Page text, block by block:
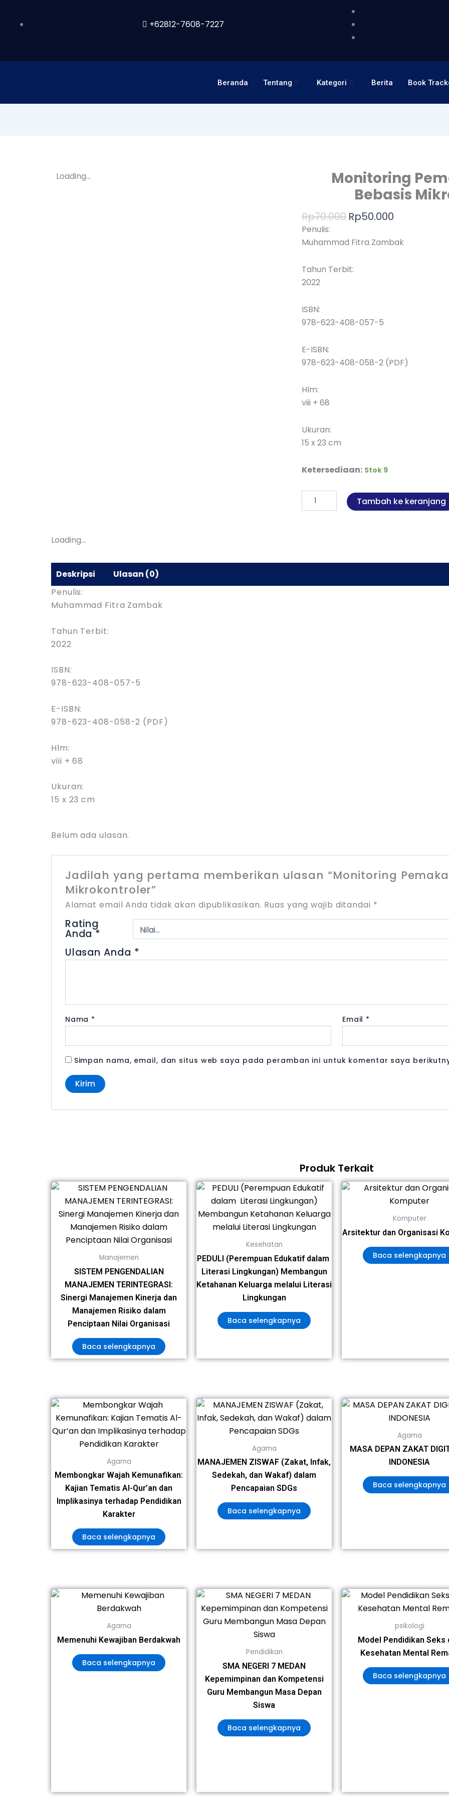
+62812-7608-7227
Beranda Tentang Kategori Berita Book
Loading...
Monitoring
Bebasis
Rp70.000 Harga
adalah:
Rp50.000Harga
ini
Penulis:
Muhammad Fitra Zambak
Tahun Terbit:
2022
ISBN:
978-623-408-057-5
E-ISBN:
978-623-408-058-2 (PDF)
Hlm:
viii + 68
Ukuran:
15 x 23 cm
Ketersediaan: Stok 9
Kuantitas
Pemakaian
Listrik
Bebasis
Tambah ke keranjang
Loading...
Deskripsi
Ulasan (0)
Penulis:
Muhammad Fitra Zambak
Tahun Terbit:
2022
ISBN:
978-623-408-057-5
E-ISBN:
978-623-408-058-2 (PDF)
Hlm:
viii + 68
Ukuran:
15 x 23 cm
Belum ada ulasan.
Jadilah yang pertama memberikan ulasan “Monitoring
Mikrokontroler”
Alamat email Anda tidak akan dipublikasikan. Ruas yang wajib ditandai *
Rating
Anda*
Ulasan Anda *
Nama * Email *
Simpan nama, email, dan situs web saya pada peramban ini untuk komentar saya
Produk Terkait
Manajemen
SISTEM PENGENDALIAN
MANAJEMEN TERINTEGRASI:
Sinergi Manajemen Kinerja dan
Manajemen Risiko dalam
Penciptaan Nilai Organisasi
Baca selengkapnya
Kesehatan
PEDULI (Perempuan Edukatif dalam
Literasi Lingkungan) Membangun
Ketahanan Keluarga melalui Literasi
Lingkungan
Baca selengkapnya
Komputer
Arsitektur dan Organisasi
Baca selengkapnya
Agama
Membongkar Wajah Kemunafikan:
Kajian Tematis Al-Qur’an dan
Implikasinya terhadap Pendidikan
Karakter
Baca selengkapnya
Agama
MANAJEMEN ZISWAF (Zakat, Infak,
Sedekah, dan Wakaf) dalam
Pencapaian SDGs
Baca selengkapnya
Agama
MASA DEPAN ZAKAT
INDONESIA
Baca selengkapnya
Agama
Memenuhi Kewajiban Berdakwah
Baca selengkapnya
Pendidikan
SMA NEGERI 7 MEDAN
Kepemimpinan dan Kompetensi
Guru Membangun Masa Depan
Siswa
Baca selengkapnya
psikologi
Model Pendidikan Seks
Kesehatan Mental
Baca selengkapnya